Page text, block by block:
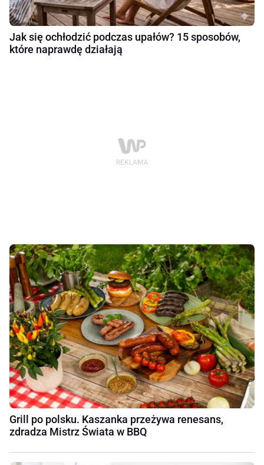
Jak się ochłodzić podczas upałów? 15 sposobów,
które naprawdę działają
Grill po polsku. Kaszanka przeżywa renesans,
zdradza Mistrz Świata w BBQ